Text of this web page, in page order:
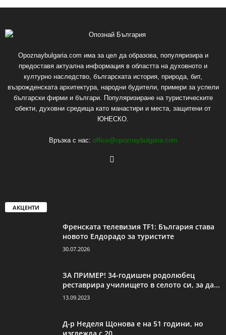
Opoznaybulgaria.com има за цел да образова, популяризира и
предоставя актуална информация в областта на духовното и
културно наследство, българската история, природа, бит,
възрожденската архитектура, народни будители, примери за успели
български фирми и българи. Популяризиране на туристическите
обекти, духовни средища като манастири и места, защитени от
ЮНЕСКО.
Връзка с нас: office@opoznaybulgaria.com
АКЦЕНТИ
Френската телевизия TF1: България става
новото Елдорадо за туристите
30.07.2026
ЗА ПРИМЕР! 34-годишен родолюбец
реставрира училището в селото си, за да...
13.09.2023
Д-р Неделя Щонова е на 51 години, но